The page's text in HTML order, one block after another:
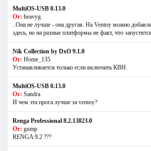
MultiOS-USB 0.13.0
От: heavyg
..Она не лучше - она другая. На Ventoy можно
здесь, но на разные платформы не факт, что
Nik Collection by DxO 9.1.0
От: Home_135
Устанавливается только если включить КВН.
MultiOS-USB 0.13.0
От: Sandra
И чем эта прога лучше за ventoy?
Renga Professional 8.2.13823.0
От: gump
RENGA 9.2 ???